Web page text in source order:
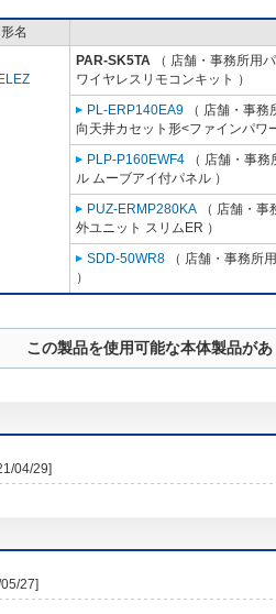
名
PAR-SK5TA （ 店舗・事務所用
ワイヤレスリモコンキット ）
PL-ERP140EA9 （ 店舗・事
向天井カセット形<ファインパワ
PLP-P160EWF4 （ 店舗・事
ル ムーブアイ付パネル ）
PUZ-ERMP280KA （ 店舗・
外ユニット スリムER ）
SDD-50WR8 （ 店舗・事務所
）
この製品を使用可能な本体製品が
04/29]
27]